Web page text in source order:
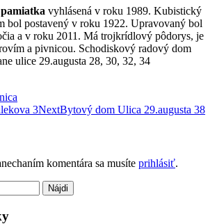
vyhlásená v roku 1989. Kubistický
bol postavený v roku 1922. Upravovaný bol
a v roku 2011. Má trojkrídlový pôdorys, je
a pivnicou. Schodiskový radový dom
ulice 29.augusta 28, 30, 32, 34
3NextBytový dom Ulica 29.augusta 38
komentára sa musíte prihlásiť.